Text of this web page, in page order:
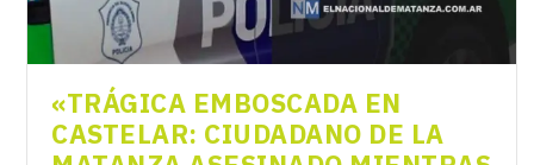
«TRÁGICA EMBOSCADA EN
CASTELAR: CIUDADANO DE LA